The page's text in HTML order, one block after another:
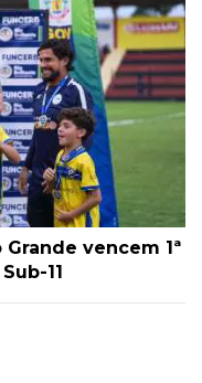
vencem 1ª
11